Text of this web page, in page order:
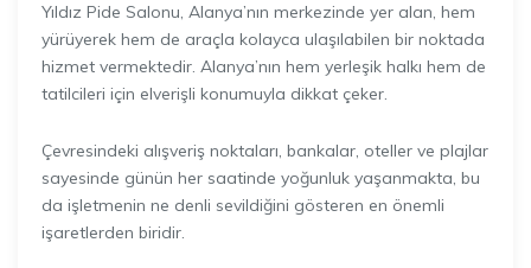
Yıldız Pide Salonu, Alanya’nın merkezinde yer alan, hem
yürüyerek hem de araçla kolayca ulaşılabilen bir noktada
hizmet vermektedir. Alanya’nın hem yerleşik halkı hem de
tatilcileri için elverişli konumuyla dikkat çeker.
Çevresindeki alışveriş noktaları, bankalar, oteller ve plajlar
sayesinde günün her saatinde yoğunluk yaşanmakta, bu
da işletmenin ne denli sevildiğini gösteren en önemli
işaretlerden biridir.